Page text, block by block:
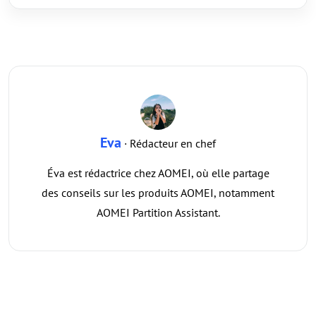
Eva · Rédacteur en chef
Éva est rédactrice chez AOMEI, où elle partage
des conseils sur les produits AOMEI, notamment
AOMEI Partition Assistant.